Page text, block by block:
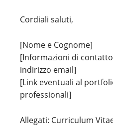
Cordiali saluti,
[Nome e Cognome]
[Informazioni di
indirizzo email]
[Link eventuali al
professionali]
Allegati: Curriculum